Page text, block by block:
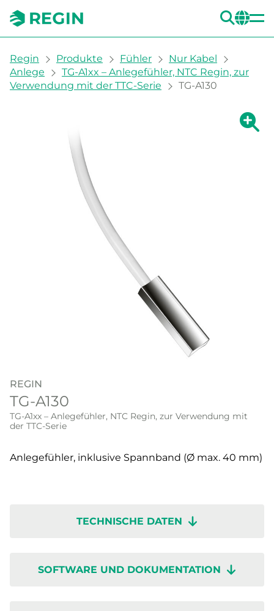
You are here:
Regin Produkte Fühler
Nur Kabel
Anlege
TG-A1xx – Anlegefühler, NTC Regin, zur
Verwendung mit der TTC-Serie
TG-A130
Zeige
REGIN
TG-A130
TG-A1xx – Anlegefühler, NTC Regin, zur Verwendung mit
der TTC-Serie
Anlegefühler, inklusive Spannband (Ø max. 40 mm)
TECHNISCHE DATEN
SOFTWARE UND DOKUMENTATION